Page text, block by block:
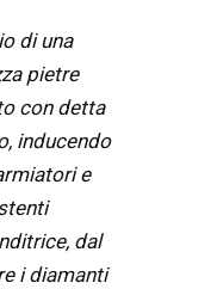
di una
pietre
con detta
inducendo
e
dal
i diamanti